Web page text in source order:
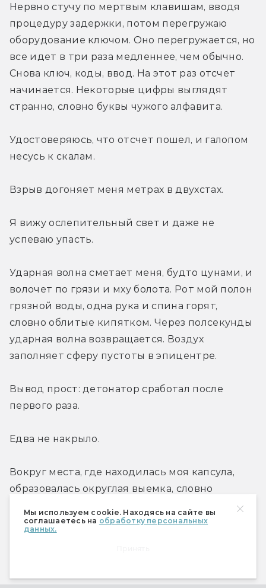
Мы используем cookie. Находясь на сайте вы
соглашаетесь на обработку персональных
данных.
Нервно стучу по мертвым клавишам, вводя
процедуру задержки, потом перегружаю
оборудование ключом. Оно перегружается, но
все идет в три раза медленнее, чем обычно.
Снова ключ, коды, ввод. На этот раз отсчет
начинается. Некоторые цифры выглядят
странно, словно буквы чужого алфавита.
Удостоверяюсь, что отсчет пошел, и галопом
несусь к скалам.
Взрыв догоняет меня метрах в двухстах.
Я вижу ослепительный свет и даже не
успеваю упасть.
Ударная волна сметает меня, будто цунами, и
волочет по грязи и мху болота. Рот мой полон
грязной воды, одна рука и спина горят,
словно облитые кипятком. Через полсекунды
ударная волна возвращается. Воздух
заполняет сферу пустоты в эпицентре.
Вывод прост: детонатор сработал после
первого раза.
Едва не накрыло.
Вокруг места, где находилась моя капсула,
образовалась округлая выемка, словно
травы. Над всем этим встает грибоподобное